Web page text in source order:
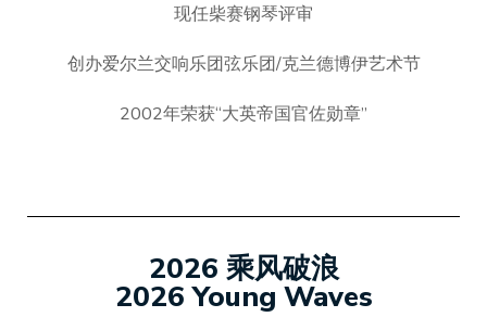
现任柴赛钢琴评审
创办爱尔兰交响乐团弦乐团/克兰德博伊艺术节
2002年荣获“大英帝国官佐勋章”
2026 乘风破浪
2026 Young Waves